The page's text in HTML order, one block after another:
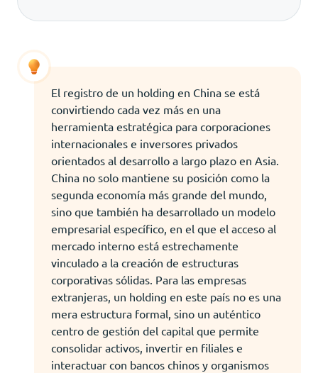
El registro de un holding en China se está
convirtiendo cada vez más en una
herramienta estratégica para corporaciones
internacionales e inversores privados
orientados al desarrollo a largo plazo en Asia.
China no solo mantiene su posición como la
segunda economía más grande del mundo,
sino que también ha desarrollado un modelo
empresarial específico, en el que el acceso al
mercado interno está estrechamente
vinculado a la creación de estructuras
corporativas sólidas. Para las empresas
extranjeras, un holding en este país no es una
mera estructura formal, sino un auténtico
centro de gestión del capital que permite
consolidar activos, invertir en filiales e
interactuar con bancos chinos y organismos